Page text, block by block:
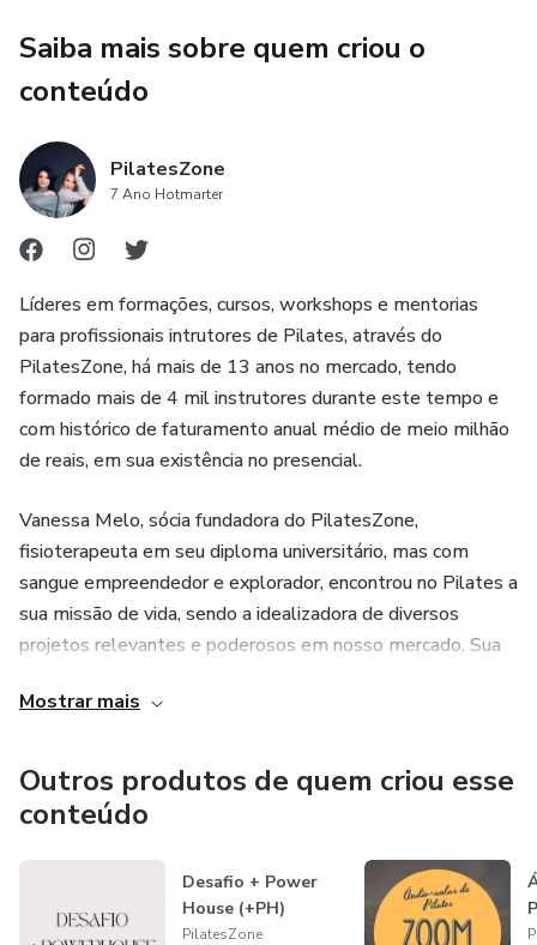
✅ Pedir ajuda para planejar e estruturar ideias soltas
✅ Refinar seu posicionamento na prática
✅ Transformar metas em campanhas de verdade
Tudo isso com a linguagem, o ritmo e a profundidade de
quem vive o mundo Pilates.
O QUE VOCÊ RECEBE:
- Acesso por 6 meses à Joana (interface exclusiva via
ChatGPT)
- Interação ilimitada, 24h/dia
- Personalização conforme seu público, produto e objetivo
- Uma parceira de criação e execução estratégica
Joana é sua mente criativa de apoio. Sua social media
conteúdo em resultado.
Se você já está no caminho com a gente…
Agora é hora de escalar com estratégia e leveza.
Saiba mais sobre quem criou o
conteúdo
PilatesZone
7 Ano Hotmarter
Líderes em formações, cursos, workshops e mentorias
para profissionais intrutores de Pilates, através do
PilatesZone, há mais de 13 anos no mercado, tendo
formado mais de 4 mil instrutores durante este tempo e
com histórico de faturamento anual médio de meio milhão
de reais, em sua existência no presencial.
Vanessa Melo, sócia fundadora do PilatesZone,
fisioterapeuta em seu diploma universitário, mas com
sangue empreendedor e explorador, encontrou no Pilates a
sua missão de vida, sendo a idealizadora de diversos
projetos relevantes e poderosos em nosso mercado. Sua
bons 6 dígitos investidos em cursos e imersões na área de
posicionamento digital.
Lara Pacheco, fisioterapeuta, mestre em saúde mental
pela Universidade do Porto, guia de desenvolvimento
pessoal de um grupo de mulheres que se transformou
através do ritual matinal. Idealizadora de projetos fortes e
Mostrar mais
Outros produtos de quem criou esse
conteúdo
Desafio + Power
House (+PH)
PilatesZone